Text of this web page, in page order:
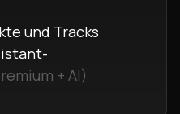
und Tracks
+ AI)